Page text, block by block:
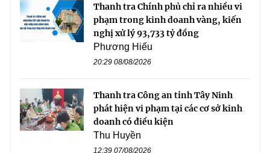
Thanh tra Chính phủ chỉ ra nhiều vi
phạm trong kinh doanh vàng, kiến
nghị xử lý 93,733 tỷ đồng
Phương Hiếu
20:29 08/08/2026
Thanh tra Công an tỉnh Tây Ninh
phát hiện vi phạm tại các cơ sở kinh
doanh có điều kiện
Thu Huyền
12:39 07/08/2026